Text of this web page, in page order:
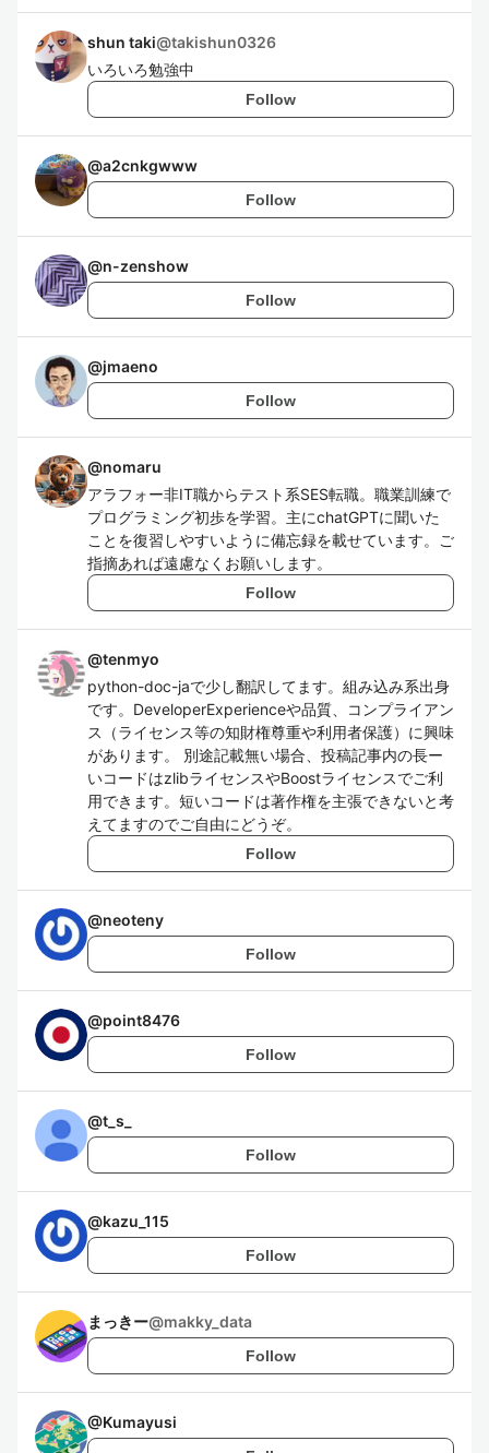
shun taki@takishun0326
いろいろ勉強中
Follow
@a2cnkgwww
Follow
@n-zenshow
Follow
@jmaeno
Follow
@nomaru
アラフォー非IT職からテスト系SES転職。職業訓練で
プログラミング初歩を学習。主にchatGPTに聞いた
ことを復習しやすいように備忘録を載せています。ご
指摘あれば遠慮なくお願いします。
Follow
@tenmyo
python-doc-jaで少し翻訳してます。組み込み系出身
です。DeveloperExperienceや品質、コンプライアン
ス（ライセンス等の知財権尊重や利用者保護）に興味
があります。 別途記載無い場合、投稿記事内の長ー
いコードはzlibライセンスやBoostライセンスでご利
用できます。短いコードは著作権を主張できないと考
えてますのでご自由にどうぞ。
Follow
@neoteny
Follow
@point8476
Follow
@t_s_
Follow
@kazu_115
Follow
まっきー@makky_data
Follow
@Kumayusi